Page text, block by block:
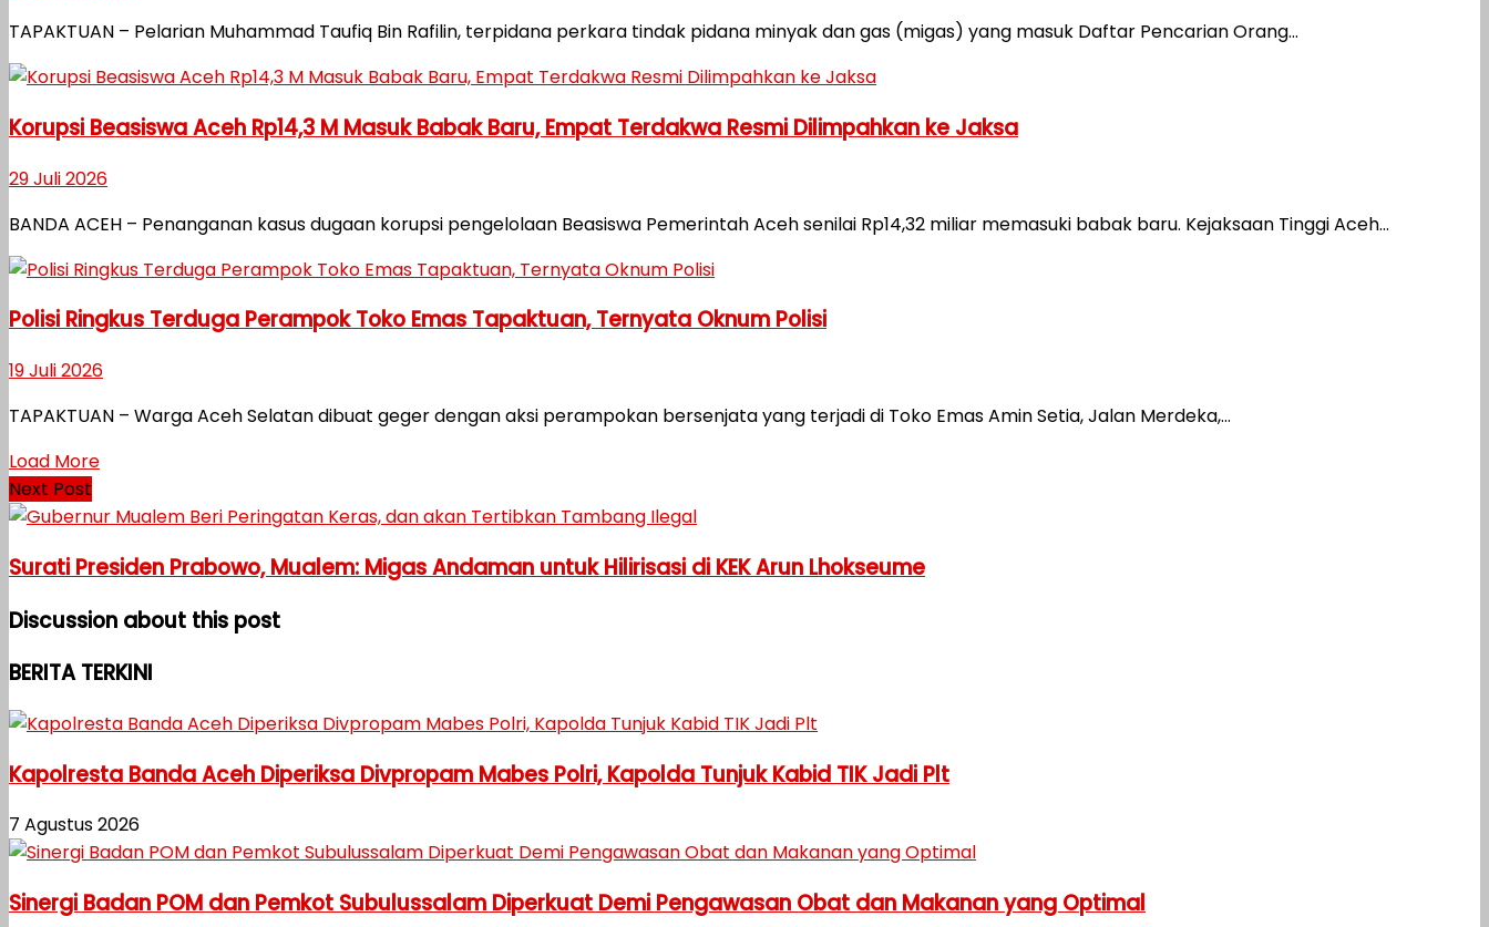
TAPAKTUAN – Pelarian Muhammad Taufiq Bin Rafilin, terpidana perkara tindak pidana minyak dan gas (migas) yang masuk Daftar Pencarian Orang...
Korupsi Beasiswa Aceh Rp14,3 M Masuk Babak Baru, Empat Terdakwa Resmi Dilimpahkan ke Jaksa
29 Juli 2026
BANDA ACEH – Penanganan kasus dugaan korupsi pengelolaan Beasiswa Pemerintah Aceh senilai Rp14,32 miliar memasuki babak baru. Kejaksaan Tinggi Aceh...
Polisi Ringkus Terduga Perampok Toko Emas Tapaktuan, Ternyata Oknum Polisi
19 Juli 2026
TAPAKTUAN – Warga Aceh Selatan dibuat geger dengan aksi perampokan bersenjata yang terjadi di Toko Emas Amin Setia, Jalan Merdeka,...
Load More
Next Post
Surati Presiden Prabowo, Mualem: Migas Andaman untuk Hilirisasi di KEK Arun Lhokseume
Discussion about this post
BERITA TERKINI
Kapolresta Banda Aceh Diperiksa Divpropam Mabes Polri, Kapolda Tunjuk Kabid TIK Jadi Plt
7 Agustus 2026
Sinergi Badan POM dan Pemkot Subulussalam Diperkuat Demi Pengawasan Obat dan Makanan yang Optimal